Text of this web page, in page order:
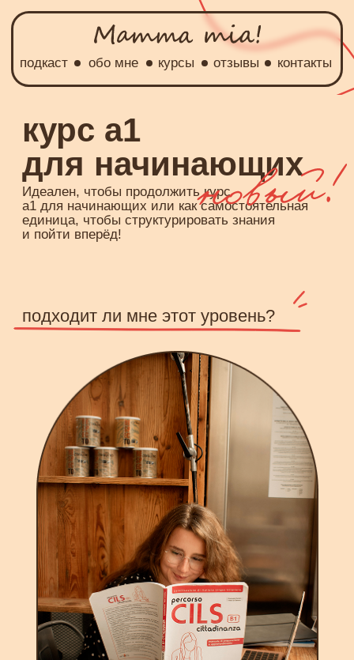
обо мне курсы отзывы контакты
курс а1
для начинающих
Идеален, чтобы продолжить курс
a1 для начинающих или как самостоятельная
единица, чтобы структурировать знания
и пойти вперёд!
подходит ли мне этот уровень?
Повторим
базу
вспомним базовую грамматику
и уверенно шагнём дальше!